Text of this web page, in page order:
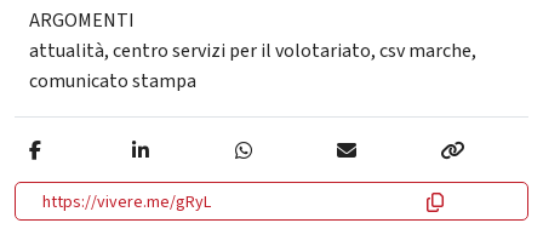
ARGOMENTI
attualità,centro servizi per il volotariato,csv marche,
comunicato stampa
https://vivere.me/gRyL